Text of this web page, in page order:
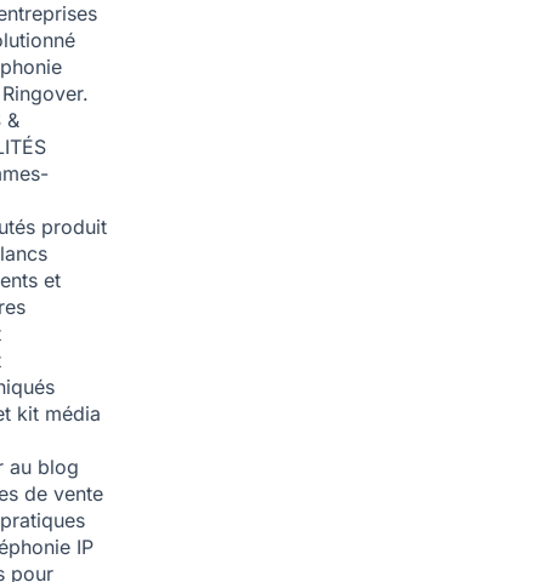
&
produit
et
kit média
au blog
de vente
IP
pour